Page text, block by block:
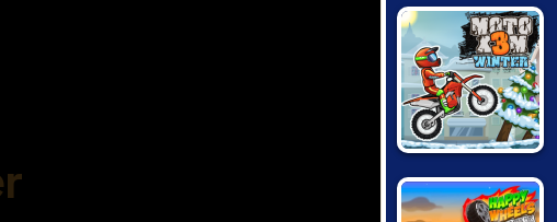
JUMPS
WINTER EDITION